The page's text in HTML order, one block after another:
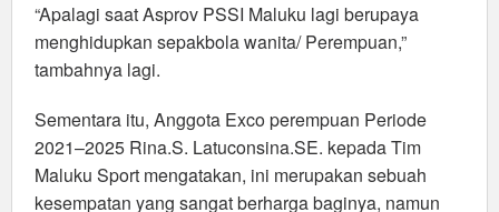
“Apalagi saat Asprov PSSI Maluku lagi berupaya
menghidupkan sepakbola wanita/ Perempuan,”
tambahnya lagi.
Sementara itu, Anggota Exco perempuan Periode
2021–2025 Rina.S. Latuconsina.SE. kepada Tim
Maluku Sport mengatakan, ini merupakan sebuah
kesempatan yang sangat berharga baginya, namun